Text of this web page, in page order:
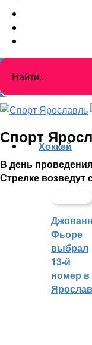
Спорт
В день
Стрелке
Хоккей
Фьоре
выбрал
13-й
номер в